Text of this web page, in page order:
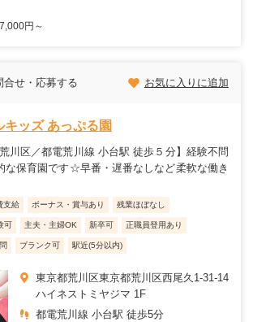
円～
合せ・応募する お気に入りに追加
ッズ あっぷる園
川区／都電荒川線 小台駅 徒歩５分】経験不問
な保育園です☆早番・遅番なしなど柔軟な働き
支給 ボーナス・賞与あり 残業ほぼなし
可 主夫・主婦OK 新卒可 正職員登用あり
ブランク可 駅近(5分以内)
東京都荒川区東京都荒川区西尾久1-31-14
ハイネストミヤジマ 1F
都電荒川線 小台駅 徒歩5分